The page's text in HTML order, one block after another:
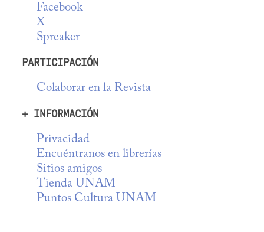
Facebook
X
Spreaker
PARTICIPACIÓN
Colaborar en la Revista
+ INFORMACIÓN
Privacidad
Encuéntranos en librerías
Sitios amigos
Tienda UNAM
Puntos Cultura UNAM